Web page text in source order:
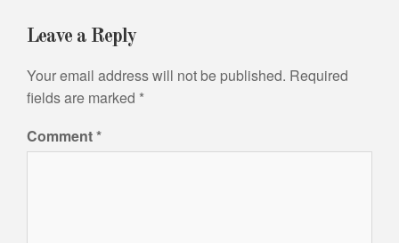
Leave a Reply
Your email address will not be published. Required
fields are marked *
Comment*